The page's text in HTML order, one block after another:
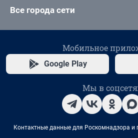
Все города сети
Мобильное
Google Play
Мы в
Контактные данные для Роскомнадзора и